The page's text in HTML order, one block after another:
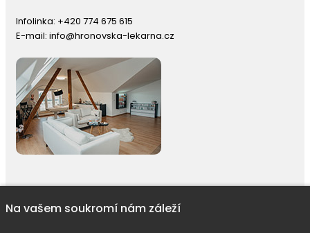
Infolinka: +420 774 675 615
E-mail: info@hronovska-lekarna.cz
© 2026 |E-shop JEDNIČKY|Marketing
Na vašem soukromí nám záleží